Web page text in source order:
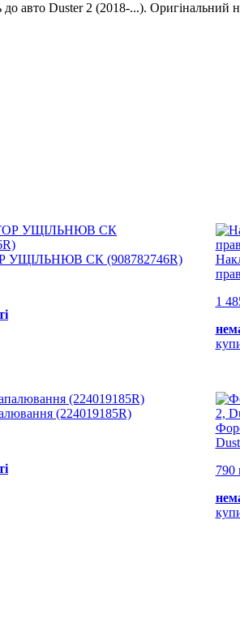
авто Duster 2 (2018-...). Оригінальний
УЩІЛЬНЮВ СК (908782746R)
1
(224019185R)
790